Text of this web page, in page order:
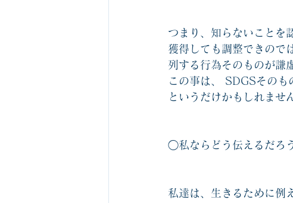
つまり、知らないことを
獲得しても調整できので
列する行為そのものが謙
この事は、 SDGSその
というだけかもしれませ
◯私ならどう伝えるだろ
私達は、生きるために例